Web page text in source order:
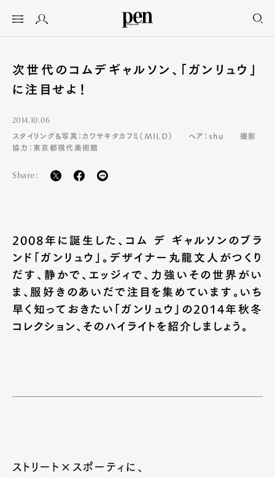
次世代のコムデギャルソン、「ガンリュウ」
に注目せよ！
2014.10.06
スタイリング&写真：カワサキタカフミ（MILD）
ヘア：shu
撮影
協力：東京都現代美術館
Share:
2008年に誕生した、コム デ ギャルソンのブラ
ンド「ガンリュウ」。デザイナー丸龍文人がつくり
だす、静かで、エッジィで、力強いその世界がい
ま、服好きのあいだで注目を集めています。いち
早く知っておきたい「ガンリュウ」の2014年秋冬
コレクション、そのハイライトを紹介しましょう。
ストリート×スポーティに、